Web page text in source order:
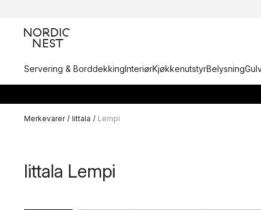
Servering & BorddekkingInteriørKjøkkenutstyrBelysning
Merkevarer / Iittala / Lempi
Iittala Lempi